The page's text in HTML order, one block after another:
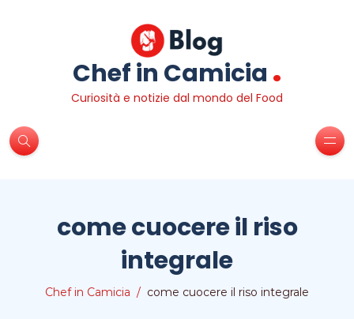
Chef in Camicia .
Curiosità e notizie dal mondo del Food
come cuocere il riso
integrale
Chef in Camicia come cuocere il riso integrale